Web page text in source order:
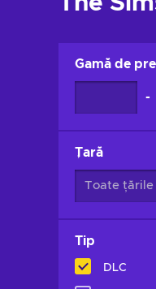
Gamă de
-
Țară
Toate țările
Tip
DLC